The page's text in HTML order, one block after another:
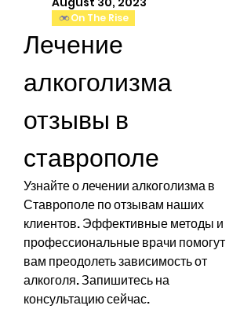
On The Rise
Лечение
алкоголизма
отзывы в
ставрополе
Узнайте о лечении алкоголизма в
Ставрополе по отзывам наших
клиентов. Эффективные методы и
профессиональные врачи помогут
вам преодолеть зависимость от
алкоголя. Запишитесь на
консультацию сейчас.